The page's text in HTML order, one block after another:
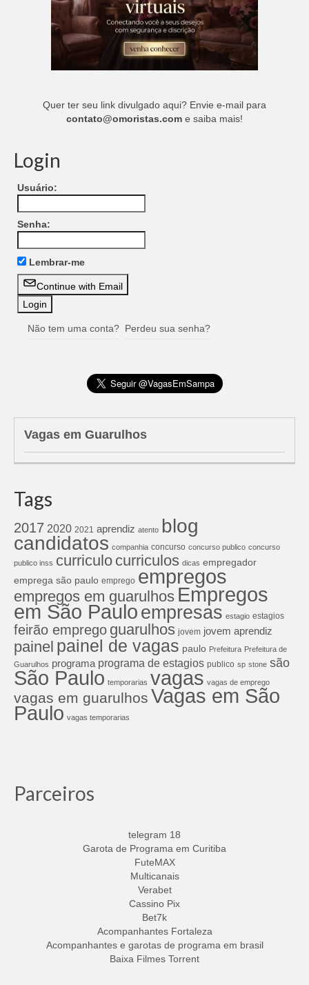
Quer ter seu link divulgado aqui? Envie e-mail para
contato@omoristas.com e saiba mais!
Login
Usuário:
Senha:
Lembrar-me
Continue with Email
Não tem uma conta? Perdeu sua senha?
Vagas em Guarulhos
Tags
2017 2020 2021 aprendiz atento blog
candidatos companhia concurso concurso publico concurso
publico inss curriculo curriculos dicas empregador
emprega são paulo emprego empregos
empregos em guarulhos Empregos
em São Pauloempresas estagio estagios
feirão emprego guarulhos jovem jovem aprendiz
painel painel de vagas paulo Prefeitura Prefeitura de
Guarulhos programa programa de estagios publico sp stone são
São Paulo temporarias vagas vagas de emprego
vagas em guarulhos Vagas em São
Paulo vagas temporarias
Parceiros
telegram 18
Garota de Programa em Curitiba
FuteMAX
Multicanais
Verabet
Cassino Pix
Bet7k
Acompanhantes Fortaleza
Acompanhantes e garotas de programa em brasil
Baixa Filmes Torrent